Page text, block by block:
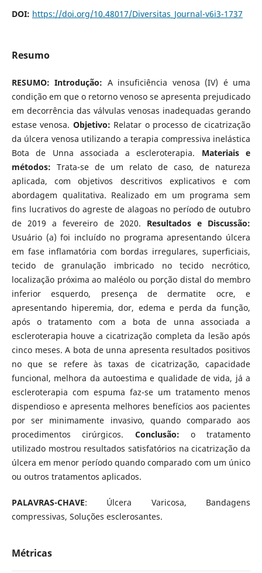
DOI: https://doi.org/10.48017/Diversitas_Journal-v6i3-1737
Resumo
RESUMO: Introdução: A insuficiência venosa (IV) é uma
condição em que o retorno venoso se apresenta prejudicado
em decorrência das válvulas venosas inadequadas gerando
estase venosa. Objetivo: Relatar o processo de cicatrização
da úlcera venosa utilizando a terapia compressiva inelástica
Bota de Unna associada a escleroterapia. Materiais e
métodos: Trata-se de um relato de caso, de natureza
aplicada, com objetivos descritivos explicativos e com
abordagem qualitativa. Realizado em um programa sem
fins lucrativos do agreste de alagoas no período de outubro
de 2019 a fevereiro de 2020. Resultados e Discussão:
Usuário (a) foi incluído no programa apresentando úlcera
em fase inflamatória com bordas irregulares, superficiais,
tecido de granulação imbricado no tecido necrótico,
localização próxima ao maléolo ou porção distal do membro
inferior esquerdo, presença de dermatite ocre, e
apresentando hiperemia, dor, edema e perda da função,
após o tratamento com a bota de unna associada a
escleroterapia houve a cicatrização completa da lesão após
cinco meses. A bota de unna apresenta resultados positivos
no que se refere às taxas de cicatrização, capacidade
funcional, melhora da autoestima e qualidade de vida, já a
escleroterapia com espuma faz-se um tratamento menos
dispendioso e apresenta melhores benefícios aos pacientes
por ser minimamente invasivo, quando comparado aos
procedimentos cirúrgicos. Conclusão: o tratamento
utilizado mostrou resultados satisfatórios na cicatrização da
úlcera em menor período quando comparado com um único
ou outros tratamentos aplicados.
PALAVRAS-CHAVE: Úlcera Varicosa, Bandagens
compressivas, Soluções esclerosantes.
Métricas